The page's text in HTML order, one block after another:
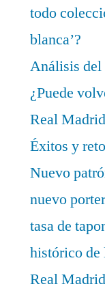
todo
blanca’?
Análisis del
¿Puede
Real
Éxitos y
Nuevo
nuevo
tasa de
histórico de
Real